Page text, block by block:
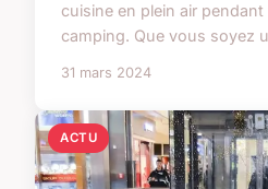
cuisine en plein air
camping. Que vous soyez
31 mars 2024
ACTU